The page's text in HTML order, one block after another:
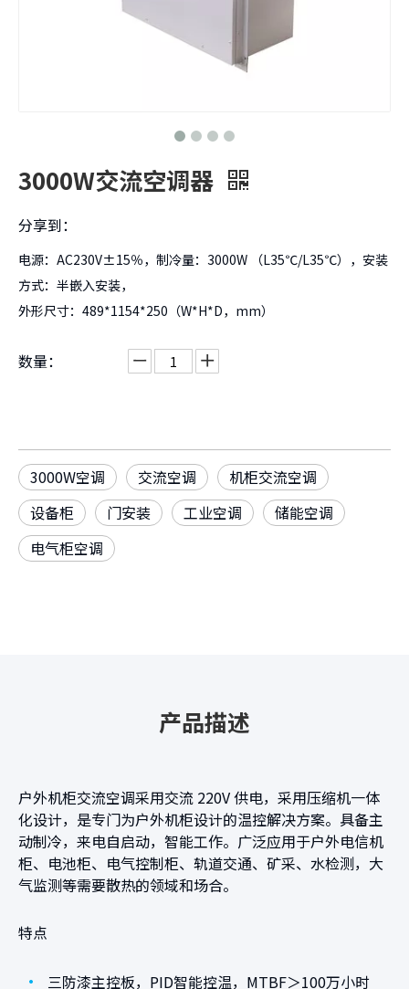
3000W交流空调器
分享到：
电源：AC230V±15％，制冷量：3000W （L35℃/L35℃），安装
方式：半嵌入安装，
外形尺寸：489*1154*250（W*H*D，mm）
数量：
3000W空调 交流空调
机柜交流空调
设备柜
门安装 工业空调
储能空调
电气柜空调
产品描述
户外机柜交流空调采用交流 220V 供电，采用压缩机一体
化设计，是专门为户外机柜设计的温控解决方案。具备主
动制冷，来电自启动，智能工作。广泛应用于户外电信机
柜、电池柜、电气控制柜、轨道交通、矿采、水检测，大
气监测等需要散热的领域和场合。
特点
• 三防漆主控板，PID智能控温，MTBF＞100万小时